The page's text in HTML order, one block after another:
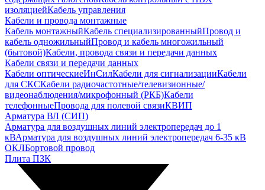
изоляциейКабель управления
Кабели и провода монтажные
Кабель монтажныйКабель специализированныйПровод и
кабель одножильныйПровод и кабель многожильный
(бытовой)Кабели, провода связи и передачи данных
Кабели связи и передачи данных
Кабели оптическиеИнСилКабели для сигнализацииКабели
для СКСКабели радиочастотные/телевизионные/
видеонаблюдения/микрофонный (РКБ)Кабели
телефонныеПровода для полевой связиКВИП
Арматура ВЛ (СИП)
Арматура для воздушных линий электропередач до 1
кВАрматура для воздушных линий электропередач 6-35 кВ
ОКЛБортовой провод
Плита ПЗК